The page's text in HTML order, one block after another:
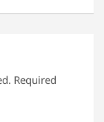
Required